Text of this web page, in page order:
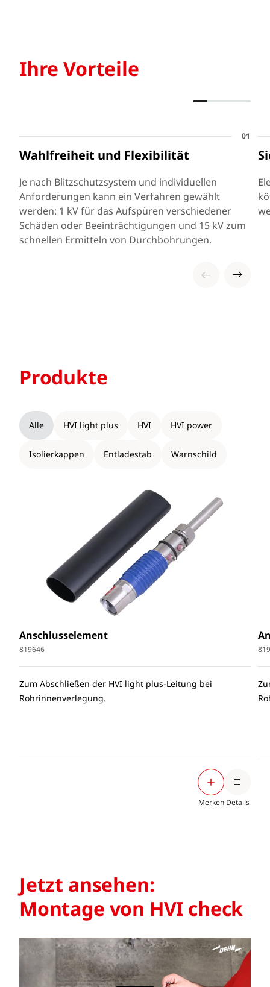
Ihre Vorteile
01
Wahlfreiheit und Flexibilität
Je nach Blitzschutzsystem und individuellen
Anforderungen kann ein Verfahren gewählt
werden: 1 kV für das Aufspüren verschiedener
Schäden oder Beeinträchtigungen und 15 kV zum
schnellen Ermitteln von Durchbohrungen.
Produkte
Alle HVI light plus HVI HVI power
Isolierkappen Entladestab Warnschild
Anschlusselement
819646
Zum Abschließen der HVI light plus-Leitung bei
Rohrinnenverlegung.
Merken Details
Jetzt ansehen:
Montage von HVI check